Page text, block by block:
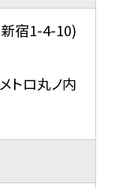
宿1-4-10)
ノ内